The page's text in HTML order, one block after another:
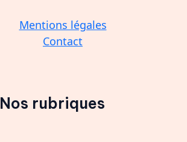
Mentions légales
Contact
Nos rubriques